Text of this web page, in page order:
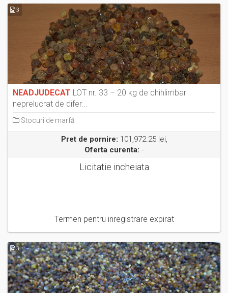
3
NEADJUDECAT LOT nr. 33 – 20 kg de chihlimbar
neprelucrat de difer...
Stocuri de marfă
Pret de pornire: 101,972.25 lei,
Oferta curenta: -
Licitatie incheiata
Termen pentru inregistrare expirat
3